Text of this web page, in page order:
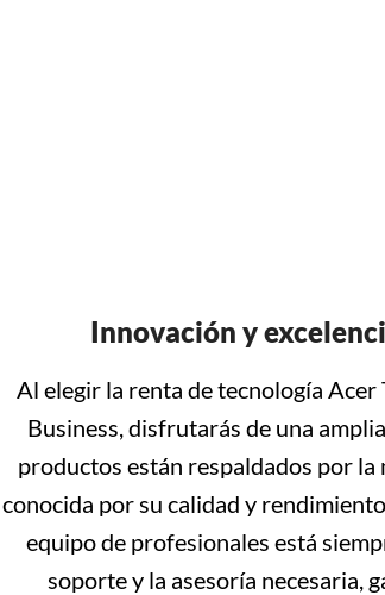
Innovación y
Al elegir la renta de tecnología
Business, disfrutarás de una
productos están respaldados por la
conocida por su calidad y
equipo de profesionales está
soporte y la asesoría necesaria,